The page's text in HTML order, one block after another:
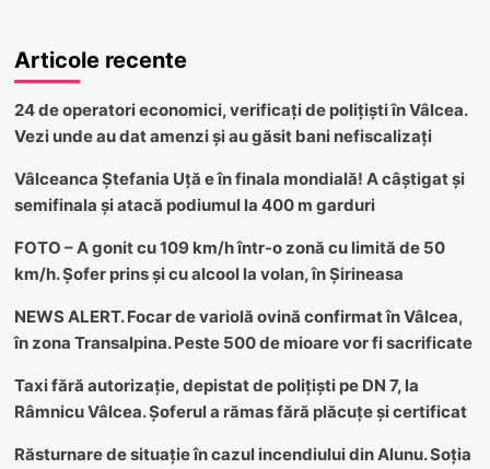
Articole recente
24 de operatori economici, verificați de polițiști în Vâlcea.
Vezi unde au dat amenzi și au găsit bani nefiscalizați
Vâlceanca Ștefania Uță e în finala mondială! A câștigat și
semifinala și atacă podiumul la 400 m garduri
FOTO – A gonit cu 109 km/h într-o zonă cu limită de 50
km/h. Șofer prins și cu alcool la volan, în Șirineasa
NEWS ALERT. Focar de variolă ovină confirmat în Vâlcea,
în zona Transalpina. Peste 500 de mioare vor fi sacrificate
Taxi fără autorizație, depistat de polițiști pe DN 7, la
Râmnicu Vâlcea. Șoferul a rămas fără plăcuțe și certificat
Răsturnare de situație în cazul incendiului din Alunu. Soția